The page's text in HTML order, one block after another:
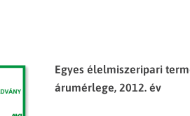
Egyes élelmiszeripari
árumérlege, 2012. év